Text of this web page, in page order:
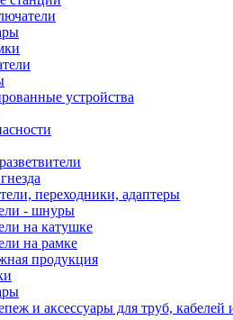
устройства
переходники, адаптеры
- шнуры
на катушке
на рамке
продукция
и аксессуары для труб, кабелей